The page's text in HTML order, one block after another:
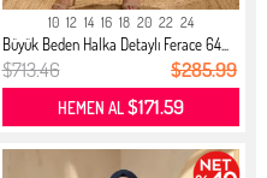
10 12 14 16 18 20 22 24
Büyük Beden Halka Detaylı Ferace 64...
$713.46 $285.99
HEMEN AL$171.59